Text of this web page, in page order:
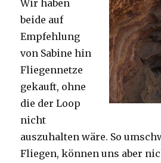
Wir haben
beide auf
Empfehlung
von Sabine hin
Fliegennetze
gekauft, ohne
die der Loop
nicht
auszuhalten wäre. So
Fliegen, können uns aber